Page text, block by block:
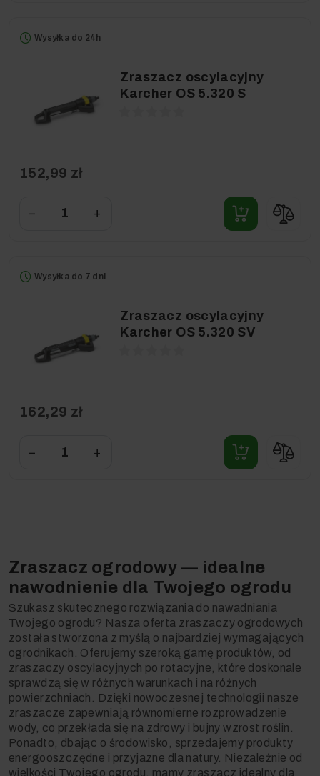
Wysyłka do 24h
Zraszacz oscylacyjny
Karcher OS 5.320 S
152,99 zł
− +
Wysyłka do 7 dni
Zraszacz oscylacyjny
Karcher OS 5.320 SV
162,29 zł
− +
Zraszacz ogrodowy — idealne
nawodnienie dla Twojego ogrodu
Szukasz skutecznego rozwiązania do nawadniania
Twojego ogrodu? Nasza oferta zraszaczy ogrodowych
została stworzona z myślą o najbardziej wymagających
ogrodnikach. Oferujemy szeroką gamę produktów, od
zraszaczy oscylacyjnych po rotacyjne, które doskonale
sprawdzą się w różnych warunkach i na różnych
powierzchniach. Dzięki nowoczesnej technologii nasze
zraszacze zapewniają równomierne rozprowadzenie
wody, co przekłada się na zdrowy i bujny wzrost roślin.
Ponadto, dbając o środowisko, sprzedajemy produkty
energooszczędne i przyjazne dla natury. Niezależnie od
wielkości Twojego ogrodu, mamy zraszacz idealny dla